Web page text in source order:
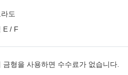
도
E / F
금형을 사용하면 수수료가 없습니다.